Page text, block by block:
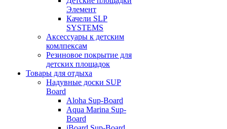
Элемент
Качели SLP
SYSTEMS
Аксессуары к детским
комлпексам
Резиновое покрытие для
детских площадок
Товары для отдыха
Надувные доски SUP
Board
Aloha Sup-Board
Aqua Marina Sup-
Board